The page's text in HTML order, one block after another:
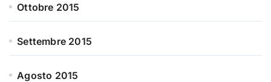
Ottobre 2015
Settembre 2015
Agosto 2015